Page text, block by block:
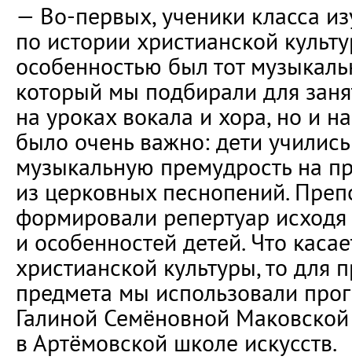
— Во-первых, ученики класса
по истории христианской
особенностью был тот
который мы подбирали для
на уроках вокала и хора, но и
было очень важно: дети
музыкальную премудрость на
из церковных песнопений.
формировали репертуар
и особенностей детей. Что
христианской культуры, то для
предмета мы использовали
Галиной Семёновной
в Артёмовской школе искусств.